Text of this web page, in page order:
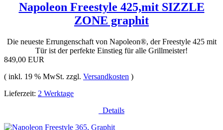
Napoleon Freestyle 425,mit SIZZLE
ZONE graphit
Die neueste Errungenschaft von Napoleon®, der Freestyle 425 mit
Tür ist der perfekte Einstieg für alle Grillmeister!
849,00 EUR
( inkl. 19 % MwSt. zzgl. Versandkosten )
Lieferzeit: 2 Werktage
Details